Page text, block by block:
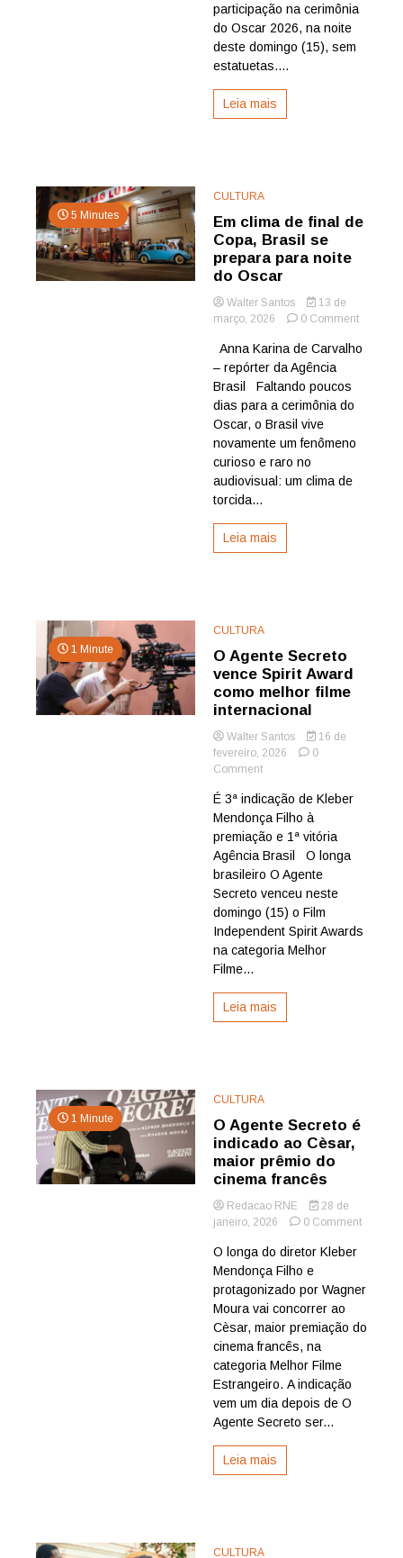
prêmios
participação na cerimônia
do Oscar 2026, na noite
deste domingo (15), sem
estatuetas....
Leia mais
5 Minutes
CULTURA
Em clima de final de
Copa, Brasil se
prepara para noite
do Oscar
Walter Santos
13 de
março, 2026
0 Commenton
clima
Anna Karina de Carvalho
– repórter da Agência
Brasil Faltando poucos
dias para a cerimônia do
Oscar, o Brasil vive
novamente um fenômeno
curioso e raro no
audiovisual: um clima de
torcida...
Leia mais
1 Minute
CULTURA
O Agente Secreto
vence Spirit Award
como melhor filme
internacional
Walter Santos
16 de
fevereiro, 2026
0
Commenton
Agente
Secreto
vence
Spirit
como
melhor
filme
internacional
É 3ª indicação de Kleber
Mendonça Filho à
premiação e 1ª vitória
Agência Brasil O longa
brasileiro O Agente
Secreto venceu neste
domingo (15) o Film
Independent Spirit Awards
na categoria Melhor
Filme...
Leia mais
1 Minute
CULTURA
O Agente Secreto é
indicado ao Cèsar,
maior prêmio do
cinema francês
Redacao RNE
28 de
janeiro, 2026
0 Commenton
é
Cèsar,
O longa do diretor Kleber
Mendonça Filho e
protagonizado por Wagner
Moura vai concorrer ao
Cèsar, maior premiação do
cinema francês, na
categoria Melhor Filme
Estrangeiro. A indicação
vem um dia depois de O
Agente Secreto ser...
Leia mais
CULTURA